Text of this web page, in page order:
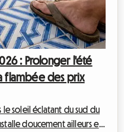
: Prolonger l'été
flambée des prix
le soleil éclatant du sud du
doucement ailleurs en